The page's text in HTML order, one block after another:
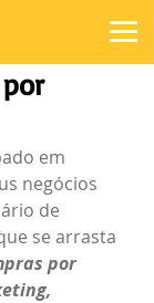
negócios
de
se arrasta
por